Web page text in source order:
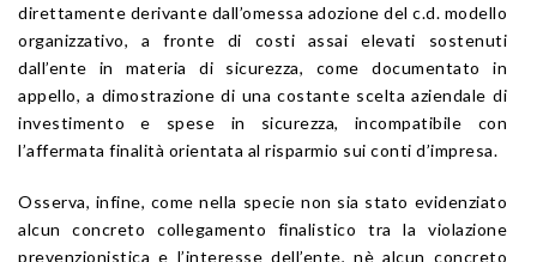
direttamente derivante dall’omessa adozione del c.d. modello
organizzativo, a fronte di costi assai elevati sostenuti
dall’ente in materia di sicurezza, come documentato in
appello, a dimostrazione di una costante scelta aziendale di
investimento e spese in sicurezza, incompatibile con
l’affermata finalità orientata al risparmio sui conti d’impresa.
Osserva, infine, come nella specie non sia stato evidenziato
alcun concreto collegamento finalistico tra la violazione
prevenzionistica e l’interesse dell’ente, nè alcun concreto